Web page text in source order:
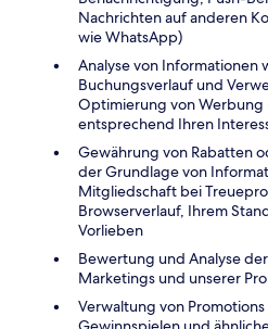
Nachrichten auf anderen
wie WhatsApp)
Analyse von Informationen
Buchungsverlauf und
Optimierung von Werbung
entsprechend Ihren
Gewährung von Rabatten
der Grundlage von
Mitgliedschaft bei
Browserverlauf, Ihrem
Vorlieben
Bewertung und Analyse
Marketings und unserer
Verwaltung von